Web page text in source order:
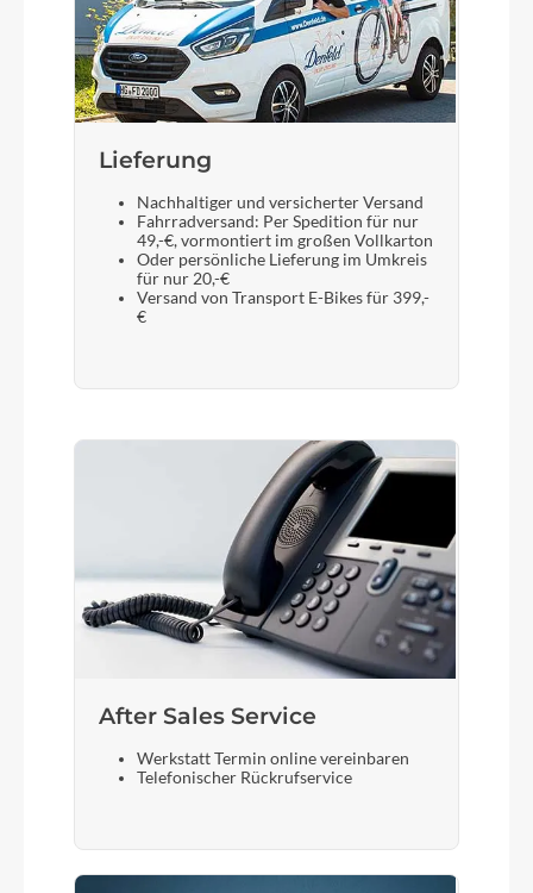
Sattelstütze
BGM Pro
Lieferung
Nachhaltiger und versicherter Versand
Fahrradversand: Per Spedition für nur
49,-€, vormontiert im großen Vollkarton
Oder persönliche Lieferung im Umkreis
für nur 20,-€
Versand von Transport E-Bikes für 399,-
€
After Sales Service
Werkstatt Termin online vereinbaren
Telefonischer Rückrufservice